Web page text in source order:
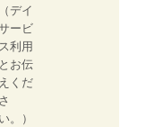
（デイ
ービ
ス利用
とお伝
えくだ
さ
い。）